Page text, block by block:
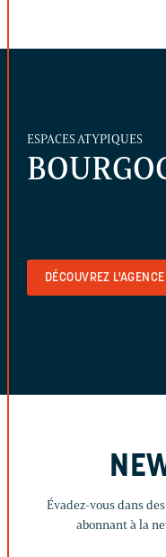
ESPACES ATYPIQUES
DÉCOUVREZ L'AGENCE
Évadez-vous dans
abonnant à la